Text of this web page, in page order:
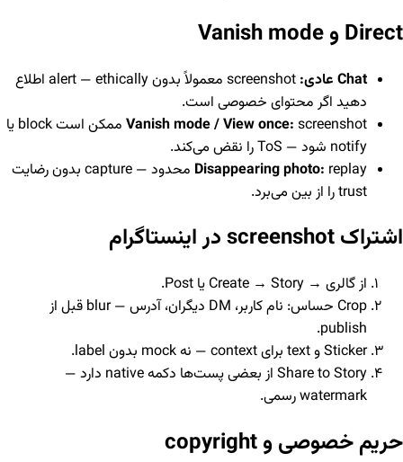
Direct و Vanish mode
Chat عادی:
screenshot معمولاً بدون alert — ethically اطلاع
دهید اگر محتوای خصوصی است.
Vanish mode / View once:
screenshot ممکن است block یا
notify شود — ToS را نقض می‌کند.
Disappearing photo:
replay محدود — capture بدون رضایت
trust را از بین می‌برد.
اشتراک screenshot در اینستاگرام
از گالری → Create → Story یا Post.
Crop حساس: نام کاربر، DM دیگران، آدرس — blur قبل از
publish.
Sticker و text برای context — نه mock بدون label.
Share to Story از بعضی پست‌ها دکمه native دارد —
watermark رسمی.
حریم خصوصی و copyright